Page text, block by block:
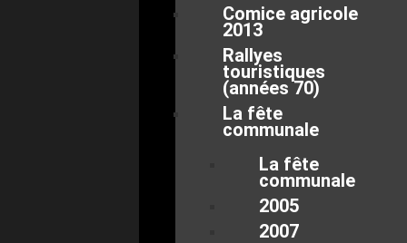
Comice agricole
2013
Rallyes
touristiques
(années 70)
La fête
communale
La fête
communale
2005
2007